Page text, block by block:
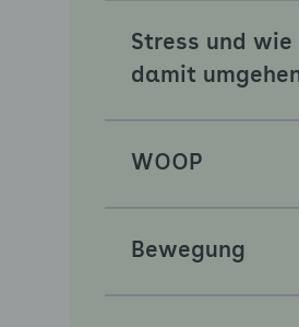
Stress und wie
damit
WOOP
Bewegung